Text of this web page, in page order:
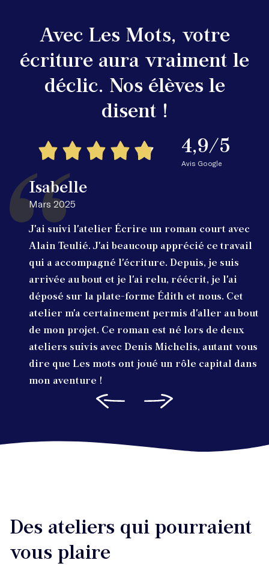
Avec Les Mots, votre
écriture aura vraiment le
déclic. Nos élèves le
disent !
4,9/5
Avis Google
Isabelle
Mars 2025
J'ai suivi l'atelier Écrire un roman court avec
Alain Teulié. J'ai beaucoup apprécié ce travail
qui a accompagné l'écriture. Depuis, je suis
arrivée au bout et je l'ai relu, réécrit, je l'ai
déposé sur la plate-forme Édith et nous. Cet
atelier m'a certainement permis d'aller au bout
de mon projet. Ce roman est né lors de deux
ateliers suivis avec Denis Michelis, autant vous
dire que Les mots ont joué un rôle capital dans
mon aventure !
Des ateliers qui pourraient
vous plaire